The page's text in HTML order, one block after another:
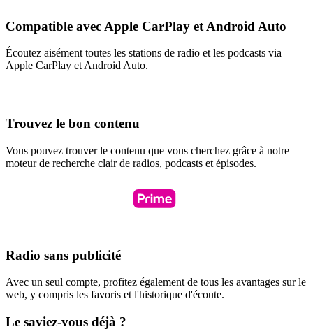
Compatible avec Apple CarPlay et Android Auto
Écoutez aisément toutes les stations de radio et les podcasts via
Apple CarPlay et Android Auto.
Trouvez le bon contenu
Vous pouvez trouver le contenu que vous cherchez grâce à notre
moteur de recherche clair de radios, podcasts et épisodes.
Radio sans publicité
Avec un seul compte, profitez également de tous les avantages sur le
web, y compris les favoris et l'historique d'écoute.
Le saviez-vous déjà ?